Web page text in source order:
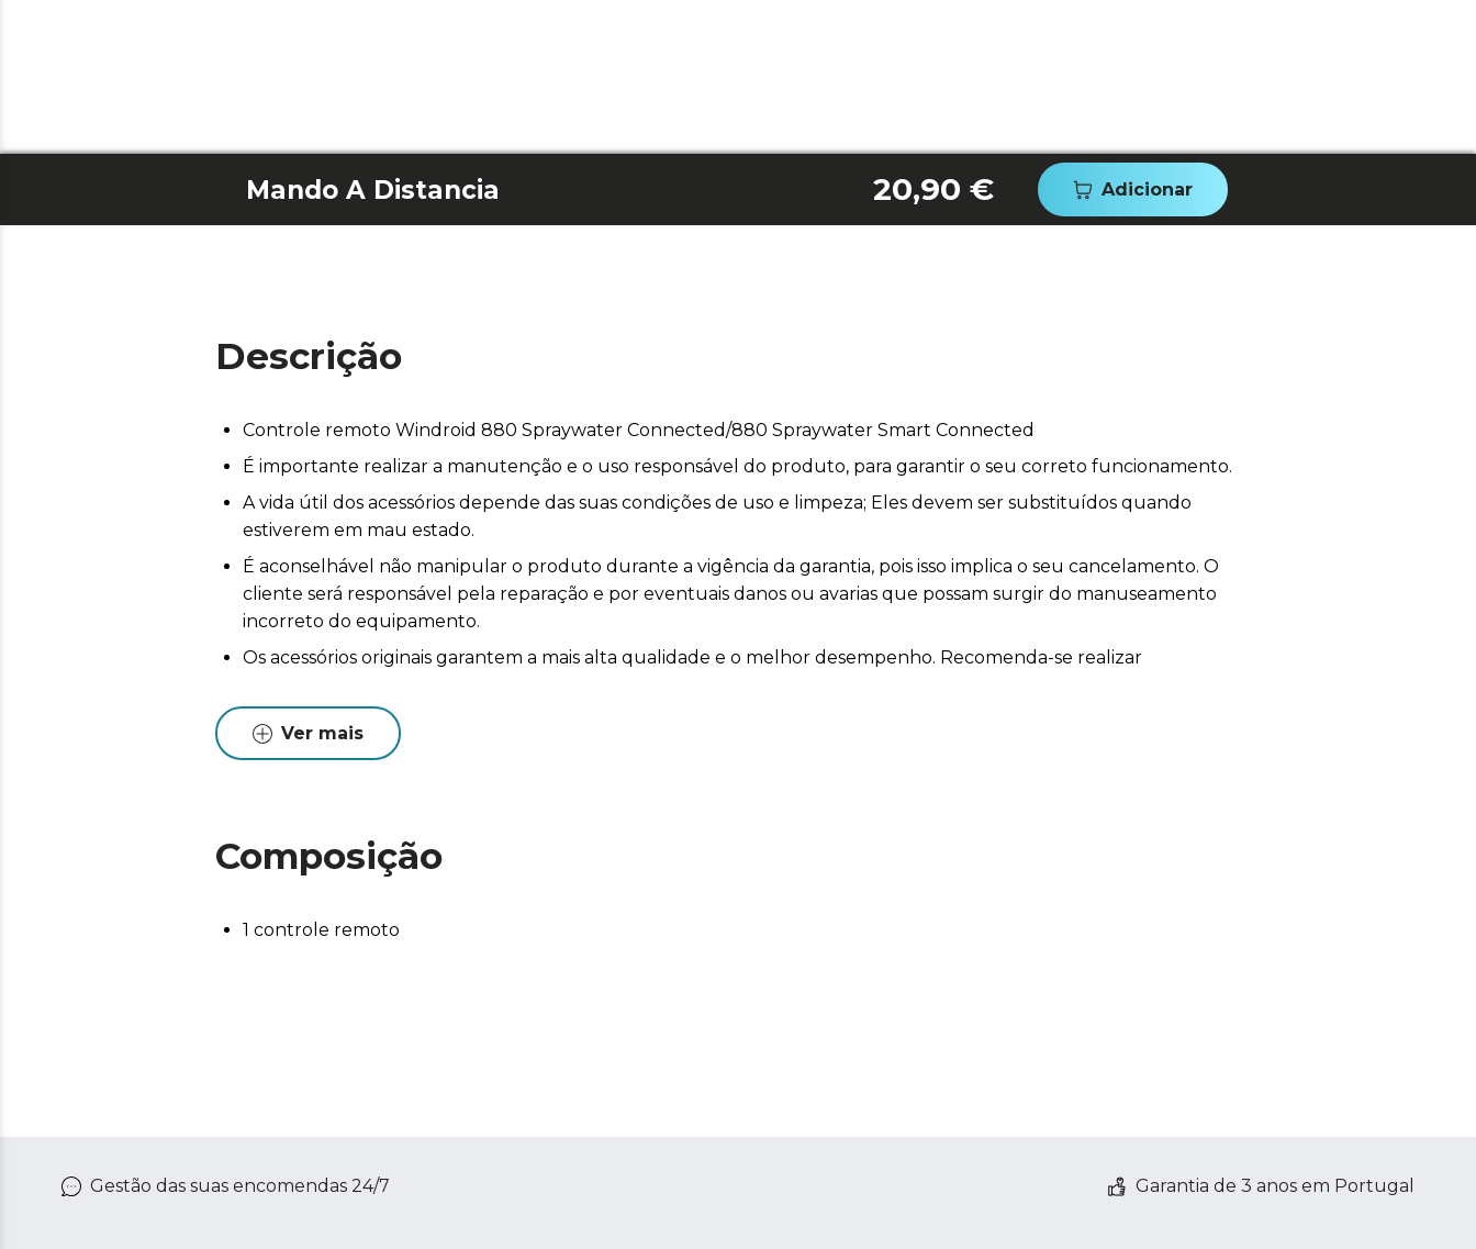
Mando A Distancia 20,90 € Adicionar
Descrição
Controle remoto Windroid 880 Spraywater Connected/880 Spraywater Smart Connected
É importante realizar a manutenção e o uso responsável do produto, para garantir o seu correto funcionamento.
A vida útil dos acessórios depende das suas condições de uso e limpeza; Eles devem ser substituídos quando
estiverem em mau estado.
É aconselhável não manipular o produto durante a vigência da garantia, pois isso implica o seu cancelamento. O
cliente será responsável pela reparação e por eventuais danos ou avarias que possam surgir do manuseamento
incorreto do equipamento.
Os acessórios originais garantem a mais alta qualidade e o melhor desempenho. Recomenda-se realizar
Ver mais
Composição
1 controle remoto
Gestão das suas encomendas 24/7 Garantia de 3 anos em Portugal